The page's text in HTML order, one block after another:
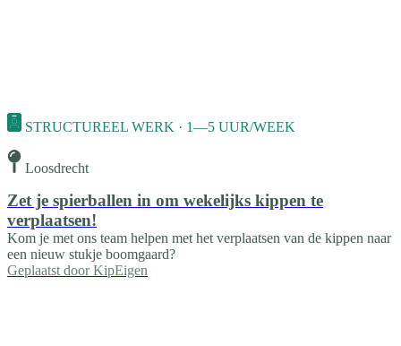
STRUCTUREEL WERK · 1—5 UUR/WEEK
Loosdrecht
Zet je spierballen in om wekelijks kippen te
verplaatsen!
Kom je met ons team helpen met het verplaatsen van de kippen naar
een nieuw stukje boomgaard?
Geplaatst door KipEigen